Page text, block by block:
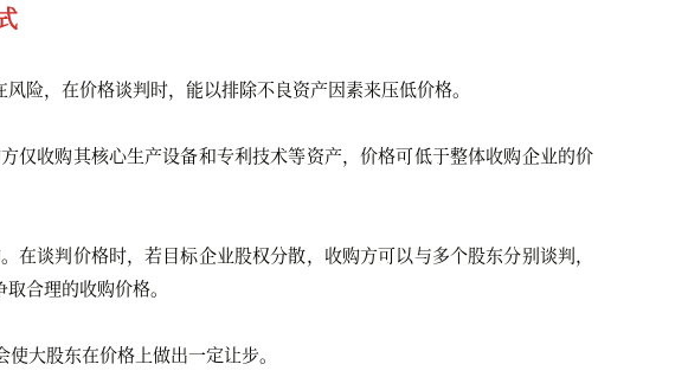
风险，在价格谈判时，能以排除不良资产因素来压低价格。
仅收购其核心生产设备和专利技术等资产，价格可低于整体收购企业的价
谈判价格时，若目标企业股权分散，收购方可以与多个股东分别谈判，
合理的收购价格。
大股东在价格上做出一定让步。